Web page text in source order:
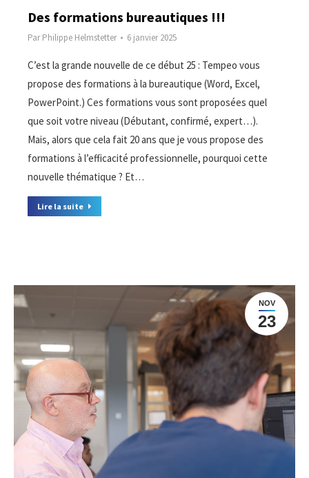
Des formations bureautiques !!!
ParPhilippe Helmstetter 6 janvier 2025
C’est la grande nouvelle de ce début 25 : Tempeo vous
propose des formations à la bureautique (Word, Excel,
PowerPoint.) Ces formations vous sont proposées quel
que soit votre niveau (Débutant, confirmé, expert…).
Mais, alors que cela fait 20 ans que je vous propose des
formations à l’efficacité professionnelle, pourquoi cette
nouvelle thématique ? Et…
Lire la suite
NOV
23